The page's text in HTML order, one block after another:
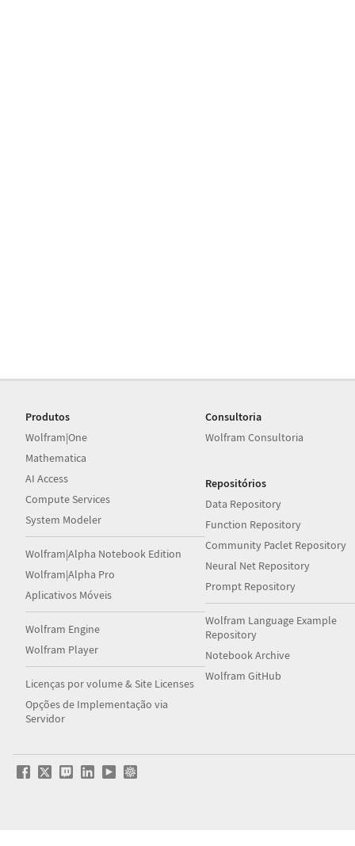
Produtos
Wolfram|One
Mathematica
AI Access
Compute Services
System Modeler
Wolfram|Alpha Notebook Edition
Wolfram|Alpha Pro
Aplicativos Móveis
Wolfram Engine
Wolfram Player
Licenças por volume & Site Licenses
Opções de Implementação via
Servidor
Consultoria
Wolfram Consultoria
Repositórios
Data Repository
Function Repository
Community Paclet Repository
Neural Net Repository
Prompt Repository
Wolfram Language Example
Repository
Notebook Archive
Wolfram GitHub